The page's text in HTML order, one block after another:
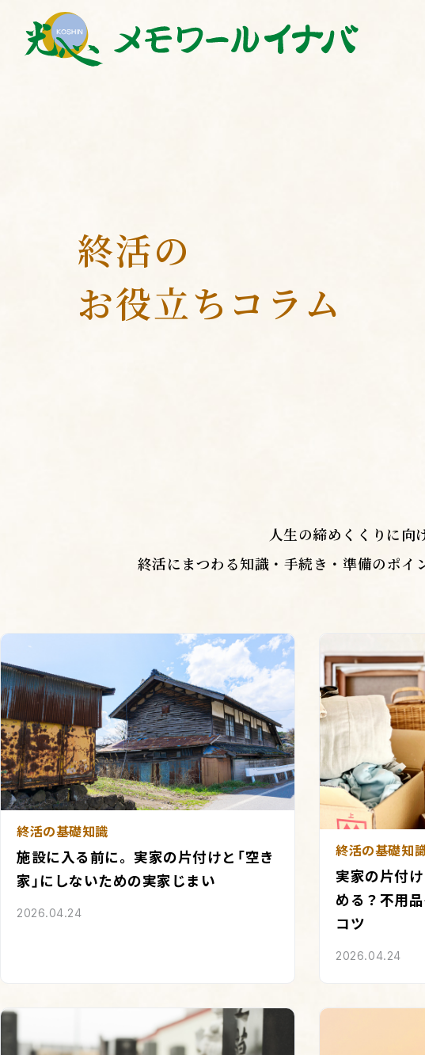
終活の
お役立ちコラム
人生の締めくくりに向
終活にまつわる知識・手続き・準備のポイ
終活の基礎知識
施設に入る前に。実家の片付けと「空き
家」にしないための実家じまい
2026.04.24
終活の基礎知
実家の片付
める？不用
コツ
2026.04.24